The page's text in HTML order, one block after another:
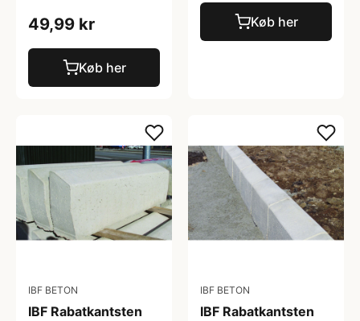
49,99 kr
Køb her
Køb her
IBF BETON
IBF Rabatkantsten
IBF BETON
IBF Rabatkantsten